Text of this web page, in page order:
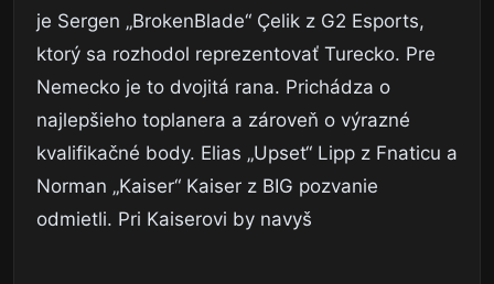
je Sergen „BrokenBlade“ Çelik z G2 Esports,
ktorý sa rozhodol reprezentovať Turecko. Pre
Nemecko je to dvojitá rana. Prichádza o
najlepšieho toplanera a zároveň o výrazné
kvalifikačné body. Elias „Upset“ Lipp z Fnaticu a
Norman „Kaiser“ Kaiser z BIG pozvanie
odmietli. Pri Kaiserovi by navyš